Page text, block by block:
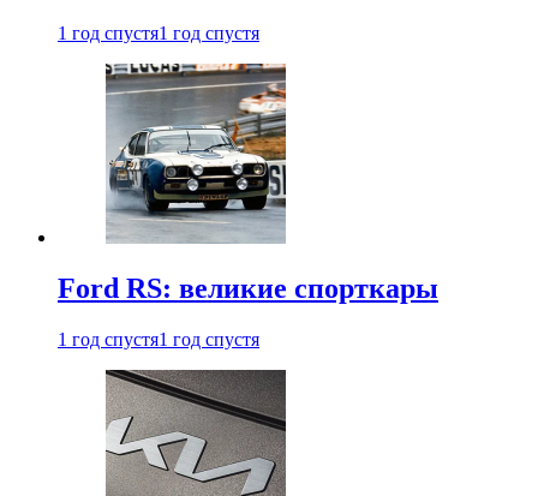
1 год спустя1 год спустя
Ford RS: великие спорткары
1 год спустя1 год спустя